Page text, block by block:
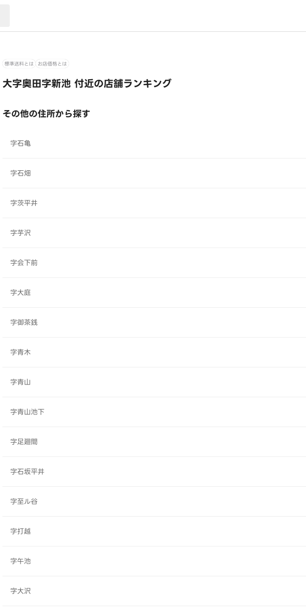
標準送料とは お店価格とは
大字奥田字新池 付近の店舗ランキング
その他の住所から探す
字石亀
字石畑
字茨平井
字芋沢
字会下前
字大庭
字御茶銭
字青木
字青山
字青山池下
字足廻間
字石坂平井
字至ル谷
字打越
字午池
字大沢